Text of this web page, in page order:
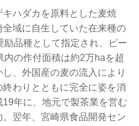
ハダカを原料とした麦焼
域に自生していた在来種の
品種として指定され、ピー
の作付面積は約2万haを超
、外国産の麦の流入により
わりとともに完全に姿を消
年に、地元で製茶業を営む
翌年、宮崎県食品開発セン